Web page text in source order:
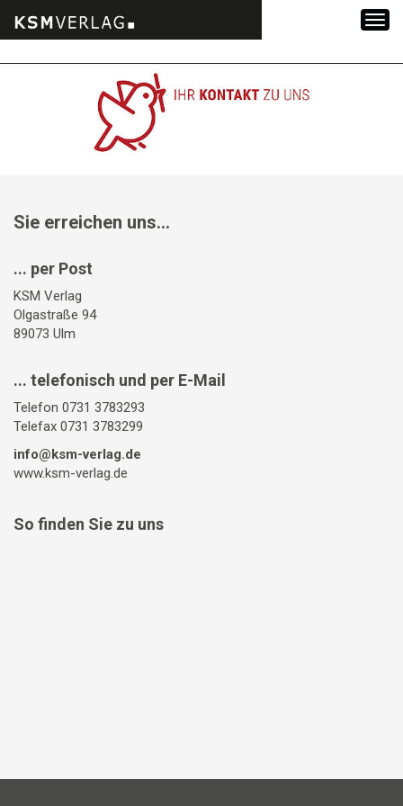
Sie erreichen uns...
... per Post
KSM Verlag
Olgastraße 94
89073 Ulm
... telefonisch und per E-Mail
Telefon 0731 3783293
Telefax 0731 3783299
info@ksm-verlag.de
www.ksm-verlag.de
So finden Sie zu uns